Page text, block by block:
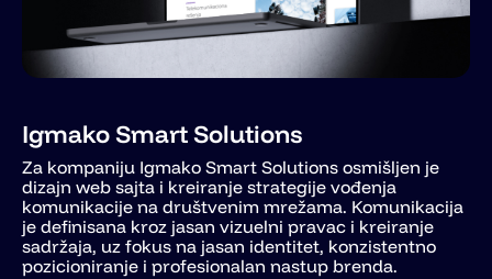
Igmako Smart Solutions
Za kompaniju Igmako Smart Solutions osmišljen je
dizajn web sajta i kreiranje strategije vođenja
komunikacije na društvenim mrežama. Komunikacija
je definisana kroz jasan vizuelni pravac i kreiranje
sadržaja, uz fokus na jasan identitet, konzistentno
pozicioniranje i profesionalan nastup brenda.